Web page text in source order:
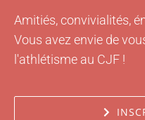
Amitiés, convivialités,
Vous avez envie de
l'athlétisme au CJF !